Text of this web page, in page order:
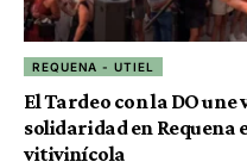
REQUENA - UTIEL
El Tardeo con la DO
solidaridad en Requena
vitivinícola